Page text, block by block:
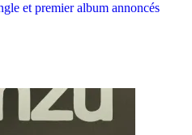
et premier album annoncés